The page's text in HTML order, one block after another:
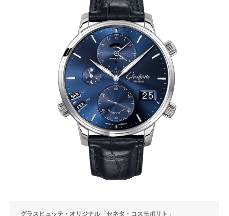
グラスヒュッテ・オリジナル「セネタ・コスモポリト」